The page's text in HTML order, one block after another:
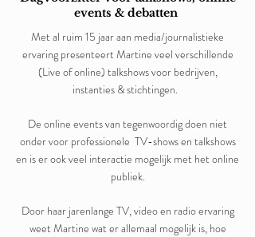
events & debatten
Met al ruim 15 jaar aan media/journalistieke
ervaring presenteert Martine veel verschillende
(Live of online) talkshows voor bedrijven,
instanties & stichtingen.
De online events van tegenwoordig doen niet
onder voor professionele TV-shows en talkshows
en is er ook veel interactie mogelijk met het online
publiek.
Door haar jarenlange TV, video en radio ervaring
weet Martine wat er allemaal mogelijk is, hoe